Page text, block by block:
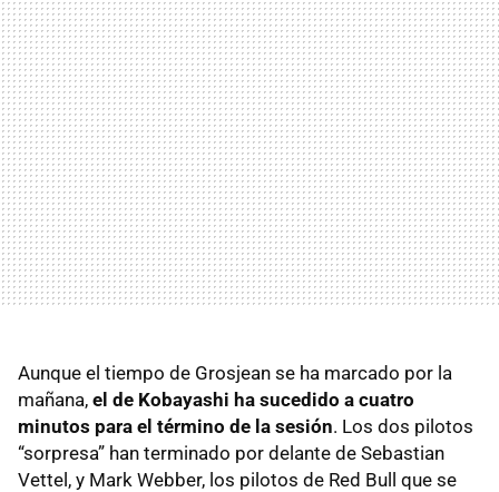
Aunque el tiempo de Grosjean se ha marcado por la
mañana, el de Kobayashi ha sucedido a cuatro
minutos para el término de la sesión. Los dos pilotos
“sorpresa” han terminado por delante de Sebastian
Vettel, y Mark Webber, los pilotos de Red Bull que se